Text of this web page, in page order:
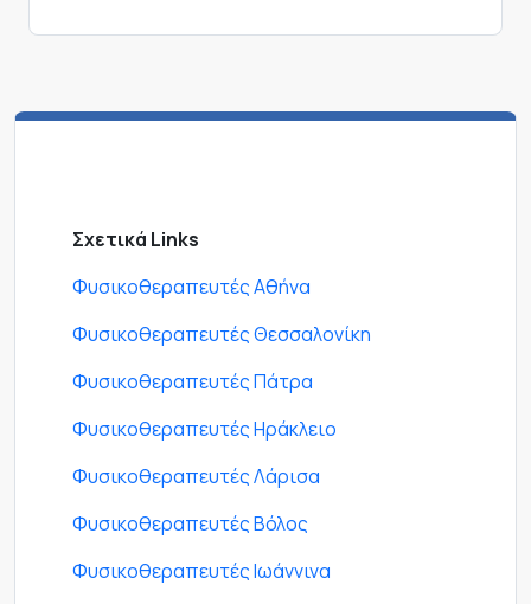
Σχετικά Links
Φυσικοθεραπευτές Αθήνα
Φυσικοθεραπευτές Θεσσαλονίκη
Φυσικοθεραπευτές Πάτρα
Φυσικοθεραπευτές Ηράκλειο
Φυσικοθεραπευτές Λάρισα
Φυσικοθεραπευτές Βόλος
Φυσικοθεραπευτές Ιωάννινα